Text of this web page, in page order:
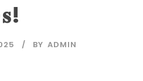
BY ADMIN